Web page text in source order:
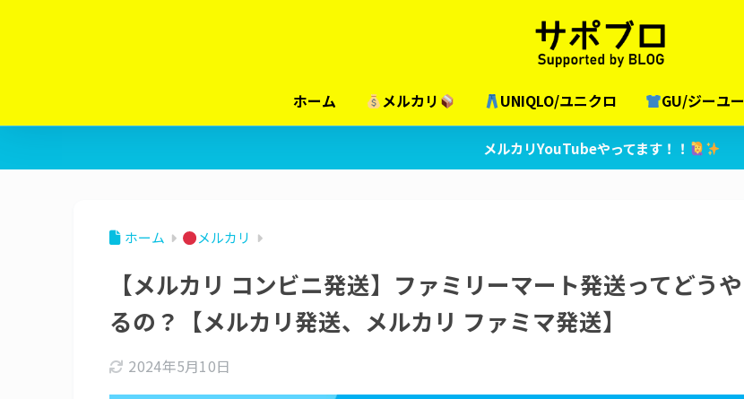
ホーム メルカリ UNIQLO/ユニクロ GU/ジーユー
メルカリYouTubeやってます！！
ホーム メルカリ
【メルカリ コンビニ発送】ファミリーマート発送ってどうや
るの？【メルカリ発送、メルカリ ファミマ発送】
2024年5月10日